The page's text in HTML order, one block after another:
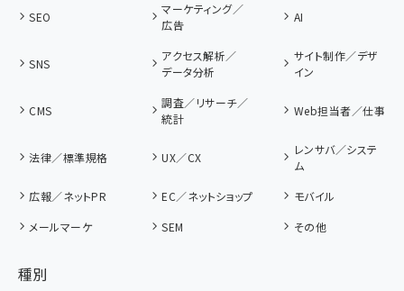
SEO
マーケティング／
広告
AI
SNS
アクセス解析／
データ分析
サイト制作／デザ
イン
CMS
調査／リサーチ／
統計
Web担当者／仕事
法律／標準規格 UX／CX
レンサバ／システ
ム
広報／ネットPR
EC／ネットショップ
モバイル
メールマーケ
SEM その他
種別